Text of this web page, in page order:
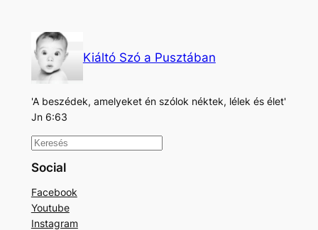
Kiáltó Szó a Pusztában
'A beszédek, amelyeket én szólok néktek, lélek és élet'
Jn 6:63
K
e
e
s
Social
Facebook
Youtube
Instagram